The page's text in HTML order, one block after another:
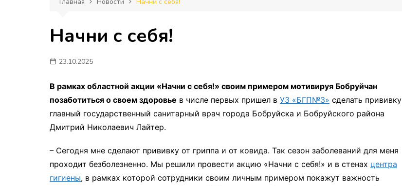
Направления
История
Начни с себя!
23.10.2025
В рамках областной акции «Начни с себя!» своим примером мотивируя Бобруйчан
позаботиться о своем здоровье в числе первых пришел в УЗ «БГП№3» сделать прививку
главный государственный санитарный врач города Бобруйска и Бобруйского района
Дмитрий Николаевич Лайтер.
– Сегодня мне сделают прививку от гриппа и от ковида. Так сезон заболеваний для меня
проходит безболезненно. Мы решили провести акцию «Начни с себя!» и в стенах центра
гигиены, в рамках которой сотрудники своим личным примером покажут важность